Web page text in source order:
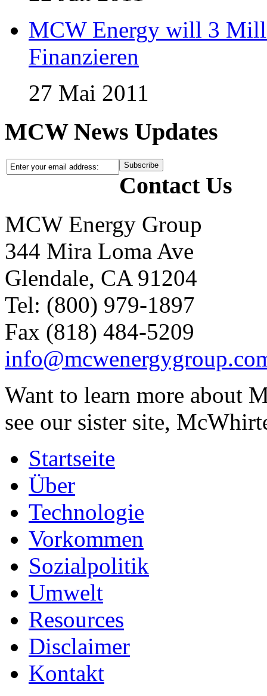
MCW Energy will 3
Finanzieren
27 Mai 2011
MCW News Updates
Contact Us
MCW Energy Group
344 Mira Loma Ave
Glendale, CA 91204
Tel: (800) 979-1897
Fax (818) 484-5209
Want to learn more about
see our sister site,
Startseite
Über
Technologie
Vorkommen
Sozialpolitik
Umwelt
Resources
Disclaimer
Kontakt